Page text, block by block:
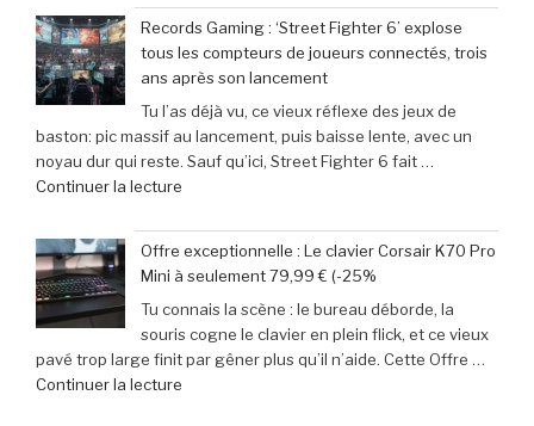
sur
les
films
parodiés
de
Get
Out
aventuriers
du
jeu
mobile
adoptent
la
Retroid
:
succès
phénoménal
grâce
à
une
Records Gaming : ‘Street Fighter 6’ explose
tous les compteurs de joueurs connectés, trois
ans après son lancement
Tu l’as déjà vu, ce vieux réflexe des jeux de
baston: pic massif au lancement, puis baisse lente, avec un
noyau dur qui reste. Sauf qu’ici, Street Fighter 6 fait …
Continuer la lecture
Gaming
:
‘Street
Fighter
6’
explose
Offre exceptionnelle : Le clavier Corsair K70 Pro
Mini à seulement 79,99 € (-25%
Tu connais la scène : le bureau déborde, la
souris cogne le clavier en plein flick, et ce vieux
pavé trop large finit par gêner plus qu’il n’aide. Cette Offre …
Continuer la lecture